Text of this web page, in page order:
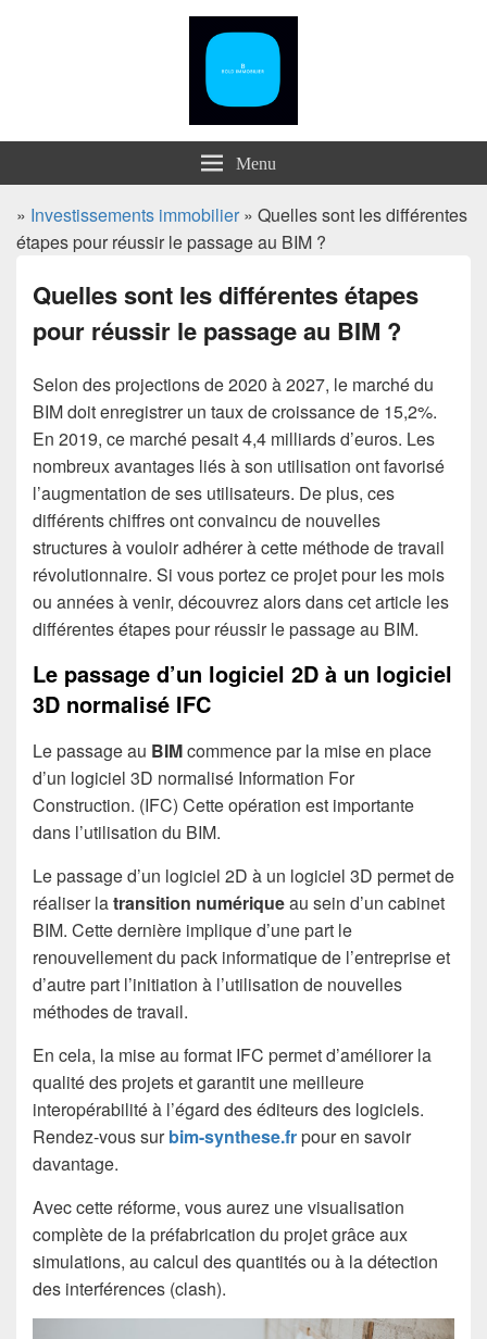
Menu
» Investissements immobilier » Quelles sont les différentes
étapes pour réussir le passage au BIM ?
Quelles sont les différentes étapes
pour réussir le passage au BIM ?
Selon des projections de 2020 à 2027, le marché du
BIM doit enregistrer un taux de croissance de 15,2%.
En 2019, ce marché pesait 4,4 milliards d’euros. Les
nombreux avantages liés à son utilisation ont favorisé
l’augmentation de ses utilisateurs. De plus, ces
différents chiffres ont convaincu de nouvelles
structures à vouloir adhérer à cette méthode de travail
révolutionnaire. Si vous portez ce projet pour les mois
ou années à venir, découvrez alors dans cet article les
différentes étapes pour réussir le passage au BIM.
Le passage d’un logiciel 2D à un logiciel
3D normalisé IFC
Le passage au BIMcommence par la mise en place
d’un logiciel 3D normalisé Information For
Construction. (IFC) Cette opération est importante
dans l’utilisation du BIM.
Le passage d’un logiciel 2D à un logiciel 3D permet de
réaliser latransition numériqueau sein d’un cabinet
BIM. Cette dernière implique d’une part le
renouvellement du pack informatique de l’entreprise et
d’autre part l’initiation à l’utilisation de nouvelles
méthodes de travail.
En cela, la mise au format IFC permet d’améliorer la
qualité des projets et garantit une meilleure
interopérabilité à l’égard des éditeurs des logiciels.
Rendez-vous surbim-synthese.frpour en savoir
davantage.
Avec cette réforme, vous aurez une visualisation
complète de la préfabrication du projet grâce aux
simulations, au calcul des quantités ou à la détection
des interférences (clash).